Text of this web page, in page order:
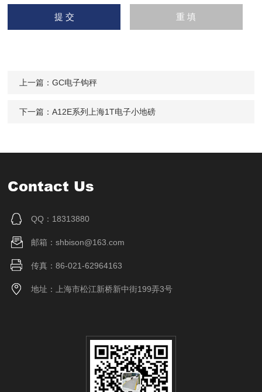
上一篇：GC电子钩秤
下一篇：A12E系列上海1T电子小地磅
Contact Us
QQ：18313880
邮箱：shbison@163.com
传真：86-021-62964163
地址：上海市松江新桥新中街199弄3号